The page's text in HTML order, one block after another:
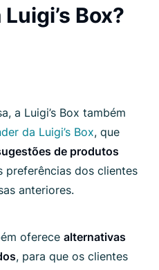
Box?
a Luigi’s Box também
da Luigi’s Box, que
de produtos
preferências dos clientes
anteriores.
oferece alternativas
, para que os clientes